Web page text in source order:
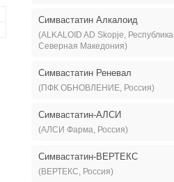
Симвастатин Алкалоид
(ALKALOID AD Skopje, Республика
Северная Македония)
Симвастатин Реневал
(ПФК ОБНОВЛЕНИЕ, Россия)
Симвастатин-АЛСИ
(АЛСИ Фарма, Россия)
Симвастатин-ВЕРТЕКС
(ВЕРТЕКС, Россия)